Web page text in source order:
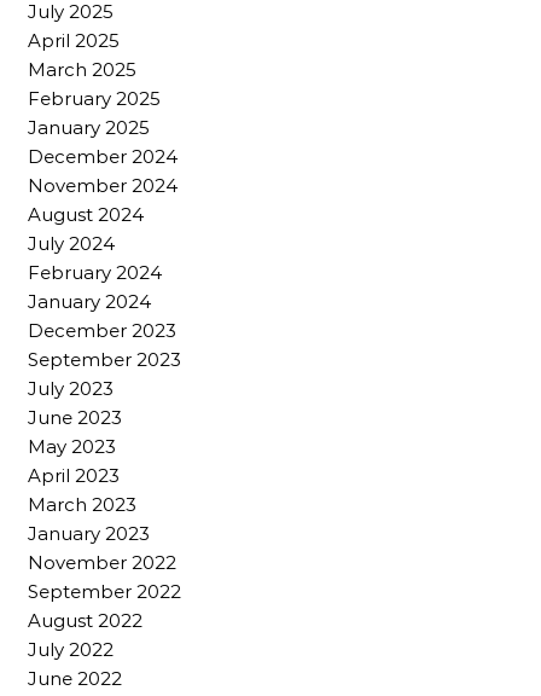
July 2025
April 2025
March 2025
February 2025
January 2025
December 2024
November 2024
August 2024
July 2024
February 2024
January 2024
December 2023
September 2023
July 2023
June 2023
May 2023
April 2023
March 2023
January 2023
November 2022
September 2022
August 2022
July 2022
June 2022